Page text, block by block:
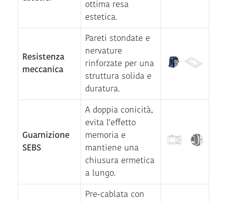
ottima resa
estetica.
Resistenza
meccanica
Pareti stondate e
nervature
rinforzate per una
struttura solida e
duratura.
Guarnizione
SEBS
A doppia conicità,
evita l’effetto
memoria e
mantiene una
chiusura ermetica
a lungo.
Pre-cablata con